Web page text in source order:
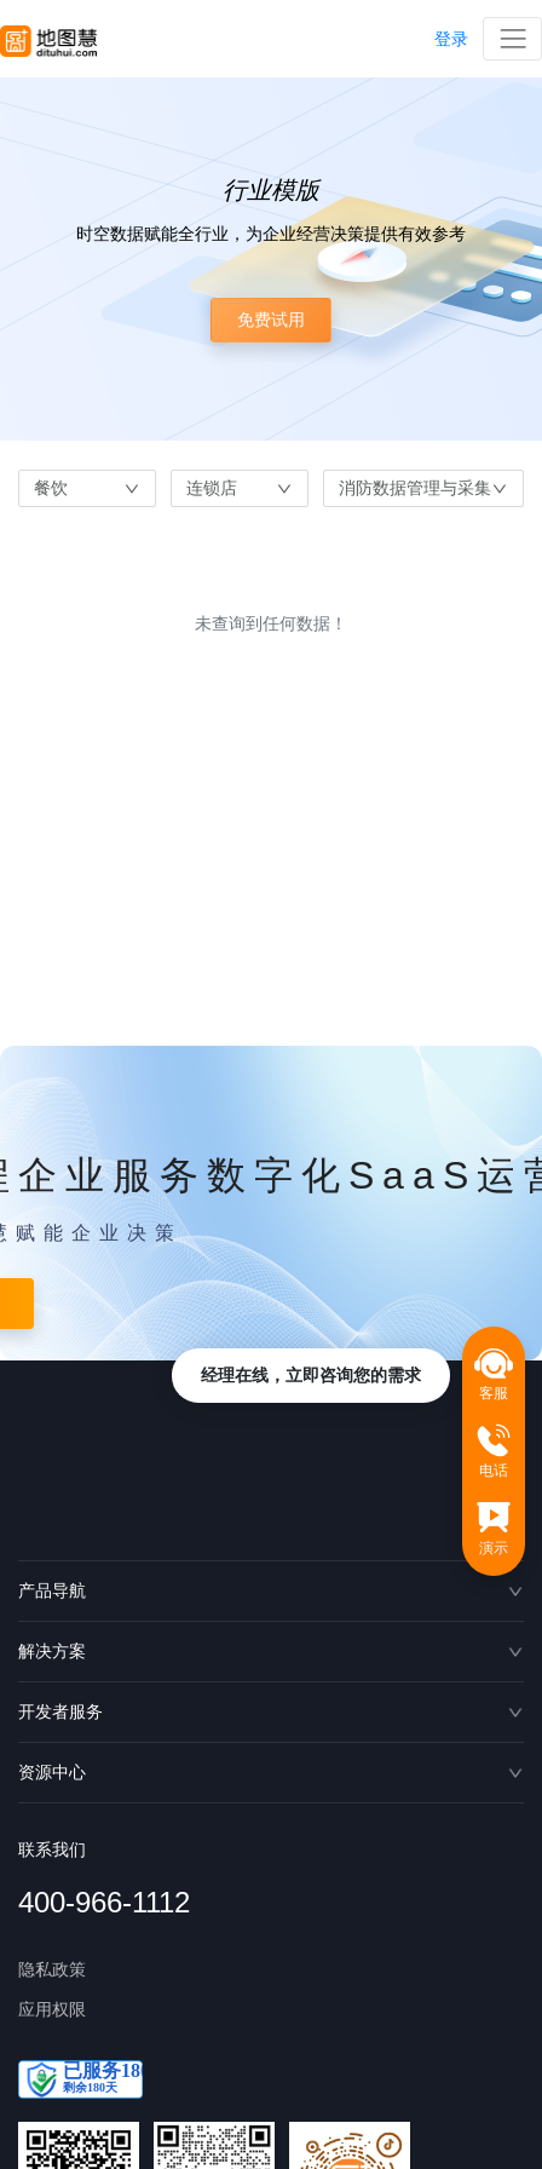
登录
行业模版
时空数据赋能全行业，为企业经营决策提供有效参考
免费试用
餐饮 连锁店 消防数据管理与采集
未查询到任何数据！
企业服务数字化SaaS运
赋能企业决策
产品导航
解决方案
开发者服务
资源中心
联系我们
400-966-1112
隐私政策
应用权限
客服
电话
演示
经理在线，立即咨询您的需求